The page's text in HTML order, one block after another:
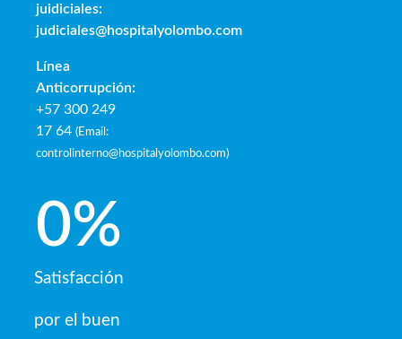
juidiciales:
judiciales@hospitalyolombo.com
Línea
Anticorrupción:
+57 300 249
17 64 (Email:
controlinterno@hospitalyolombo.com)
Satisfacción
por el buen
0%